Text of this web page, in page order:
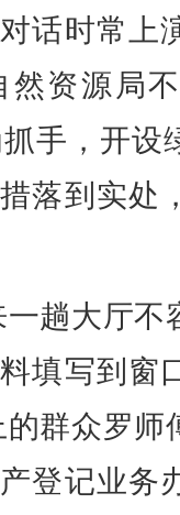
话时常上
资源局
抓手，开
落到实处
趟大厅不
填写到窗
群众罗师
登记业务